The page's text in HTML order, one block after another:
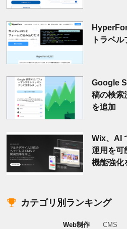
トラベ
Google
稿の検索
を追加
Wix、AI
運用を可
機能強化
カテゴリ別ランキング
Web制作 CMS